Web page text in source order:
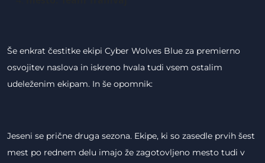
Še enkrat čestitke ekipi Cyber Wolves Blue za premierno
osvojitev naslova in iskreno hvala tudi vsem ostalim
udeleženim ekipam. In še opomnik:
Jeseni se prične druga sezona. Ekipe, ki so zasedle prvih šest
mest po rednem delu imajo že zagotovljeno mesto tudi v